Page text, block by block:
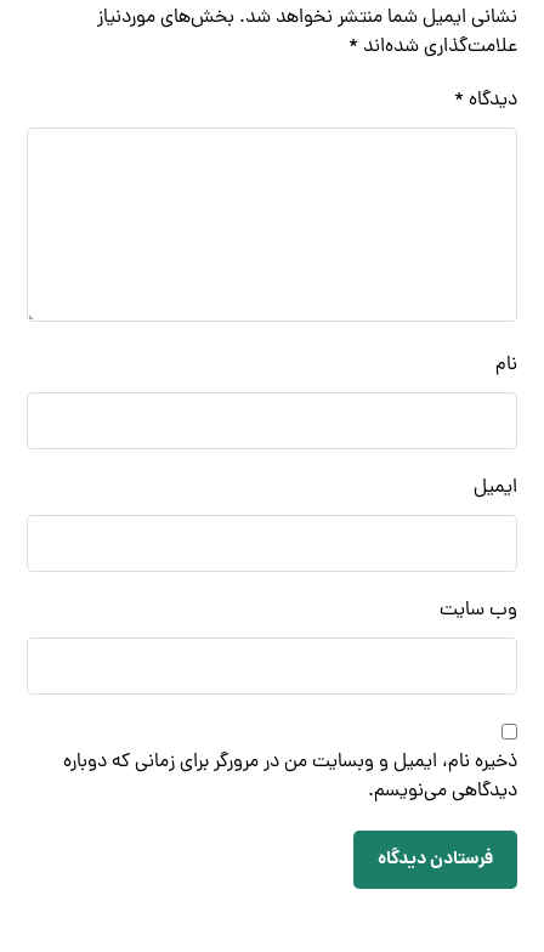
نشانی ایمیل شما منتشر نخواهد شد. بخش‌های موردنیاز
علامت‌گذاری شده‌اند *
دیدگاه *
نام
ایمیل
وب‌ سایت
ذخیره نام، ایمیل و وبسایت من در مرورگر برای زمانی که دوباره
دیدگاهی می‌نویسم.
فرستادن دیدگاه